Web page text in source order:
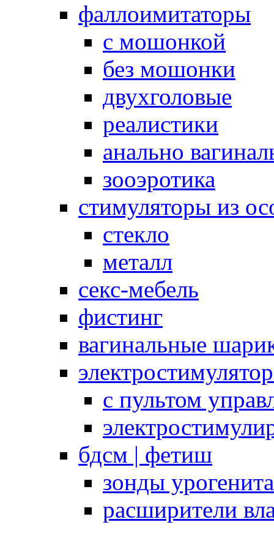
фаллоимитаторы
с мошонкой
без мошонки
двухголовые
реалистики
анально
зооэротика
стимуляторы из
стекло
металл
секс-мебель
фистинг
вагинальные
с пультом
бдсм | фетиш
зонды
расширители